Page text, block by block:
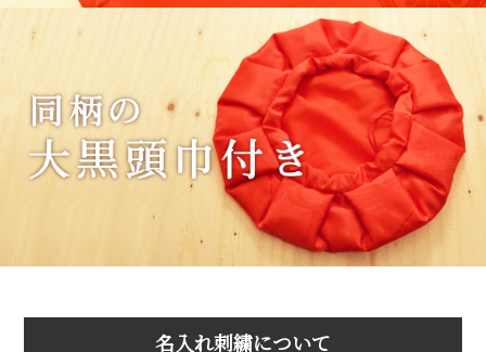
名入れ刺繍について